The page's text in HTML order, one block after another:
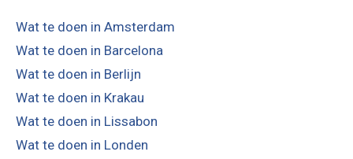
Wat te doen in Amsterdam
Wat te doen in Barcelona
Wat te doen in Berlijn
Wat te doen in Krakau
Wat te doen in Lissabon
Wat te doen in Londen